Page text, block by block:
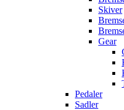
Skiver
Gear
Pedaler
Sadler